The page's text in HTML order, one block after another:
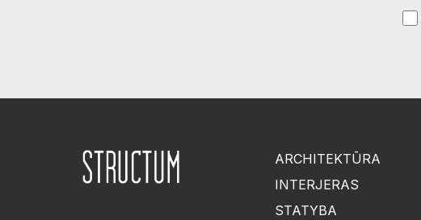
ARCHITEKTŪRA
INTERJERAS
STATYBA